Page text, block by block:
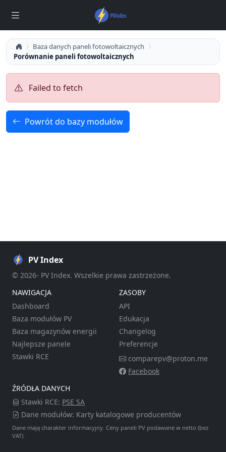
Baza danych paneli fotowoltaicznych
Porównanie paneli fotowoltaicznych
Failed to fetch
Powrót do bazy modułów
PV Index
© 2026- PV Index. Wszelkie prawa zastrzeżone.
NAWIGACJA
Dashboard
Baza modułów PV
Baza magazynów energii
Najlepsze panele
Stawki RCE
ZASOBY
API
Edukacja
Changelog
Preferencje
comparepv@proton.me
Facebook
ŹRÓDŁA DANYCH
Stawki RCE: PSE SA
Dane modułów: Karty katalogowe producentów
Dane mają charakter informacyjny. Ceny paneli PV podawane w netto (bez
VAT).